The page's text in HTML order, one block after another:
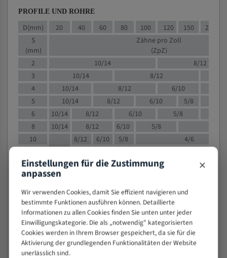
PROFILE UND ROHRE
D(mm) 20 40 60 80 100 120 150 200
S
(mm)
Zähne pro Zoll
(ZpZ)
2
10/14
8/12
3
10/14 8/12
4
10/14 8/12 6/10
5
10/14 8/12 6/10
5/8
6
10/14 8/12 6/10
5/8
8
10/14 8/12 6/10 5/8
10
8/12 6/10 5/8
4/6
15
8/12 6/10
4/5
20
30
4/5
50
80
> 100
VOLLMATERIAL
Einstellungen für die Zustimmung
anpassen ×
Wir verwenden Cookies, damit Sie effizient navigieren und
bestimmte Funktionen ausführen können. Detaillierte
Informationen zu allen Cookies finden Sie unten unter jeder
Einwilligungskategorie. Die als „notwendig" kategorisierten
Cookies werden in Ihrem Browser gespeichert, da sie für die
Aktivierung der grundlegenden Funktionalitäten der Website
unerlässlich sind.